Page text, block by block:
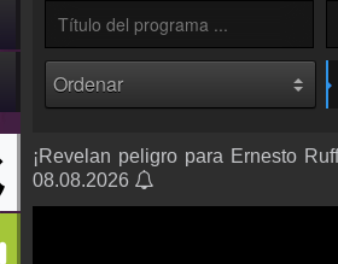
¡Revelan peligro para Ernesto
08.08.2026